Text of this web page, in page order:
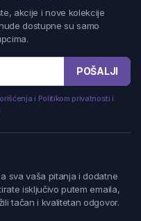
akcije i nove kolekcije
dostupne su samo
POŠALJI
i Politikom privatnosti i
sva vaša pitanja i dodatne
isključivo putem emaila,
tačan i kvalitetan odgovor.